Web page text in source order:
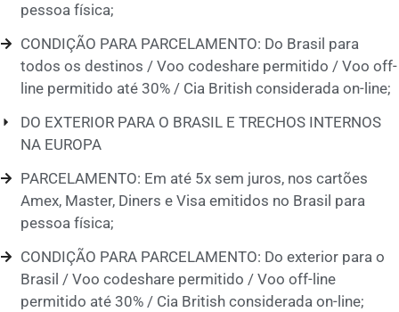
pessoa física;
CONDIÇÃO PARA PARCELAMENTO: Do Brasil para
todos os destinos / Voo codeshare permitido / Voo off-
line permitido até 30% / Cia British considerada on-line;
DO EXTERIOR PARA O BRASIL E TRECHOS INTERNOS
NA EUROPA
PARCELAMENTO: Em até 5x sem juros, nos cartões
Amex, Master, Diners e Visa emitidos no Brasil para
pessoa física;
CONDIÇÃO PARA PARCELAMENTO: Do exterior para o
Brasil / Voo codeshare permitido / Voo off-line
permitido até 30% / Cia British considerada on-line;